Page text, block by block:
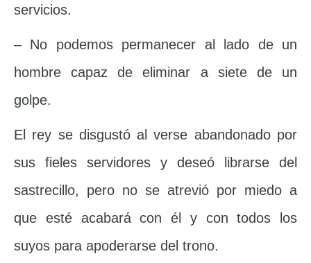
servicios.
– No podemos permanecer al lado de un
hombre capaz de eliminar a siete de un
golpe.
El rey se disgustó al verse abandonado por
sus fieles servidores y deseó librarse del
sastrecillo, pero no se atrevió por miedo a
que esté acabará con él y con todos los
suyos para apoderarse del trono.